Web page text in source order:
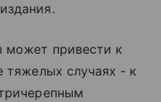
может привести к
тяжелых случаях - к